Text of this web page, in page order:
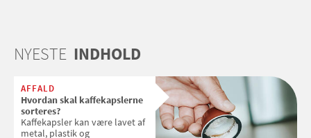
NYESTE INDHOLD
AFFALD
Hvordan skal kaffekapslerne
sorteres?
Kaffekapsler kan være lavet af
metal, plastik og